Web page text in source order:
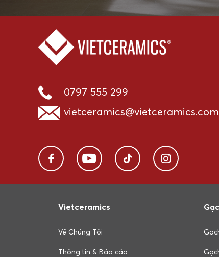
0797 555 299
Vietceramics
Về Chúng Tôi
Thông tin & Báo cáo